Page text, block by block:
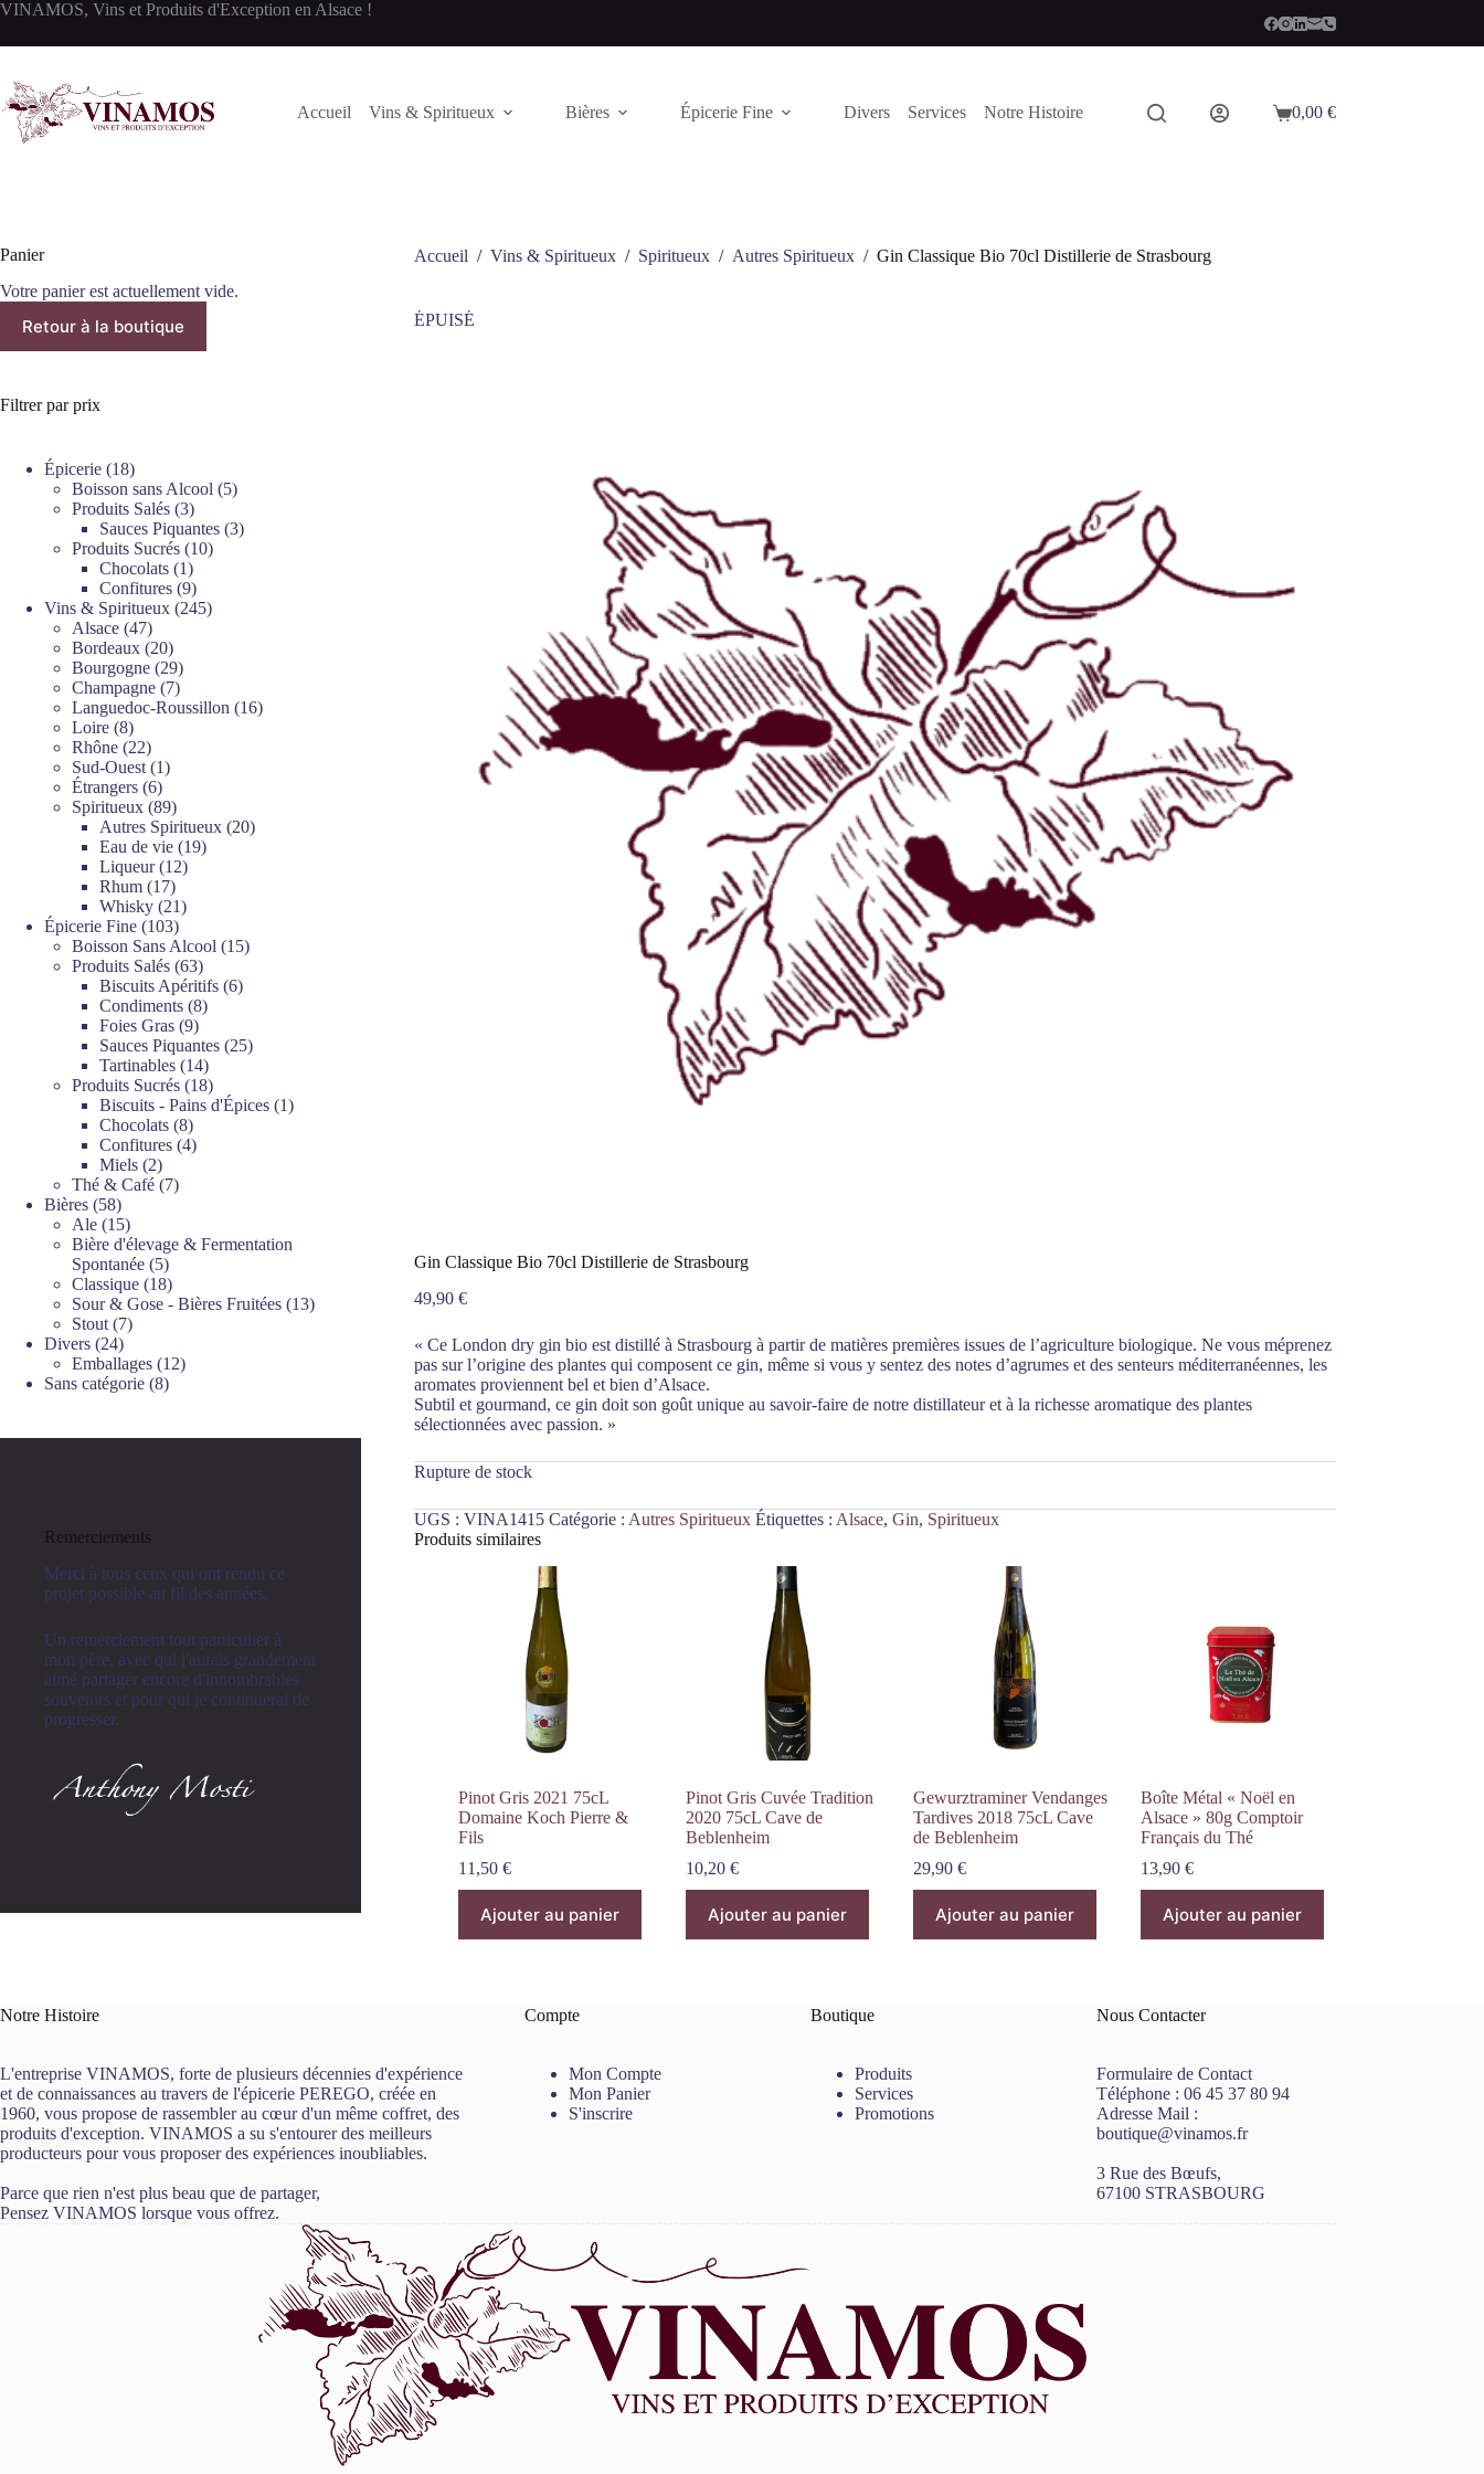
Passer
contenu
VINAMOS, Vins et Produits d'Exception en Alsace !
Accueil Vins & Spiritueux Bières Épicerie Fine Divers Services Notre Histoire
Panier
0,00 €
Accueil / Vins & Spiritueux / Spiritueux / Autres Spiritueux / Gin Classique Bio 70cl Distillerie de Strasbourg
ÉPUISÉ
Gin Classique Bio 70cl Distillerie de Strasbourg
49,90 €
« Ce London dry gin bio est distillé à Strasbourg à partir de matières premières issues de l’agriculture biologique. Ne vous méprenez
pas sur l’origine des plantes qui composent ce gin, même si vous y sentez des notes d’agrumes et des senteurs méditerranéennes, les
aromates proviennent bel et bien d’Alsace.
Subtil et gourmand, ce gin doit son goût unique au savoir-faire de notre distillateur et à la richesse aromatique des plantes
sélectionnées avec passion. »
Rupture de stock
UGS : VINA1415 Catégorie : Autres Spiritueux Étiquettes : Alsace, Gin, Spiritueux
Produits similaires
Pinot Gris 2021 75cL
Domaine Koch Pierre &
Fils
11,50 €
Ajouter au panier
Pinot Gris Cuvée Tradition
2020 75cL Cave de
Beblenheim
10,20€
Ajouter au panier
Gewurztraminer Vendanges
Tardives 2018 75cL Cave
de Beblenheim
29,90€
Ajouter au panier
Boîte Métal « Noël en
Alsace » 80g Comptoir
Français du Thé
13,90€
Ajouter au panier
Panier
Votre panier est actuellement vide.
Retour à la boutique
Filtrer par prix
Épicerie 1818
produits
Boisson sans Alcool 55
Produits Salés 33
produits
Sauces Piquantes 33
Produits Sucrés 1010
Chocolats 11
produit
Confitures 99
produits
Vins & Spiritueux 245245
Alsace 4747
produits
Bordeaux 2020
produits
Bourgogne 2929
produits
Champagne 77
produits
Languedoc-Roussillon 1616
Loire 88
produits
Rhône 2222
produits
Sud-Ouest 11
Étrangers 66
produits
Spiritueux 8989
produits
Autres Spiritueux 2020
Eau de vie 1919
Liqueur 1212
Rhum 1717
produits
Whisky 2121
Épicerie Fine 103103
produits
Boisson Sans Alcool 1515
Produits Salés 6363
produits
Biscuits Apéritifs 66
Condiments 88
Foies Gras 99
produits
Sauces Piquantes 2525
Tartinables 1414
produits
Produits Sucrés 1818
produits
Biscuits - Pains d'Épices 11
Chocolats 88
produits
Confitures 44
Miels 22
produits
Thé & Café 77
Bières 5858
produits
Ale 1515
produits
Bière d'élevage & Fermentation
Spontanée 55
produits
Classique 1818
produits
Sour & Gose - Bières Fruitées 1313
Stout 77
Divers 2424
produits
Emballages 1212
Sans catégorie 88
Remerciements
Merci à tous ceux qui ont rendu ce
projet possible au fil des années.
Un remerciement tout particulier à
mon père, avec qui j'aurais grandement
aimé partager encore d'innombrables
souvenirs et pour qui je continuerai de
progresser.
Notre Histoire
L'entreprise VINAMOS, forte de plusieurs décennies d'expérience
et de connaissances au travers de l'épicerie PEREGO, créée en
1960, vous propose de rassembler au cœur d'un même coffret, des
produits d'exception. VINAMOS a su s'entourer des meilleurs
producteurs pour vous proposer des expériences inoubliables.
Parce que rien n'est plus beau que de partager,
Pensez VINAMOS lorsque vous offrez.
Compte
Mon Compte
Mon Panier
S'inscrire
Boutique
Produits
Services
Promotions
Nous Contacter
Formulaire de Contact
Téléphone :06 45 37 80 94
Adresse Mail :
boutique@vinamos.fr
3 Rue des Bœufs,
67100 STRASBOURG